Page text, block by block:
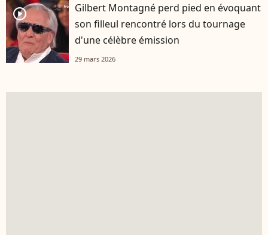
player2
Gilbert Montagné perd pied en évoquant
son filleul rencontré lors du tournage
d'une célèbre émission
29 mars 2026